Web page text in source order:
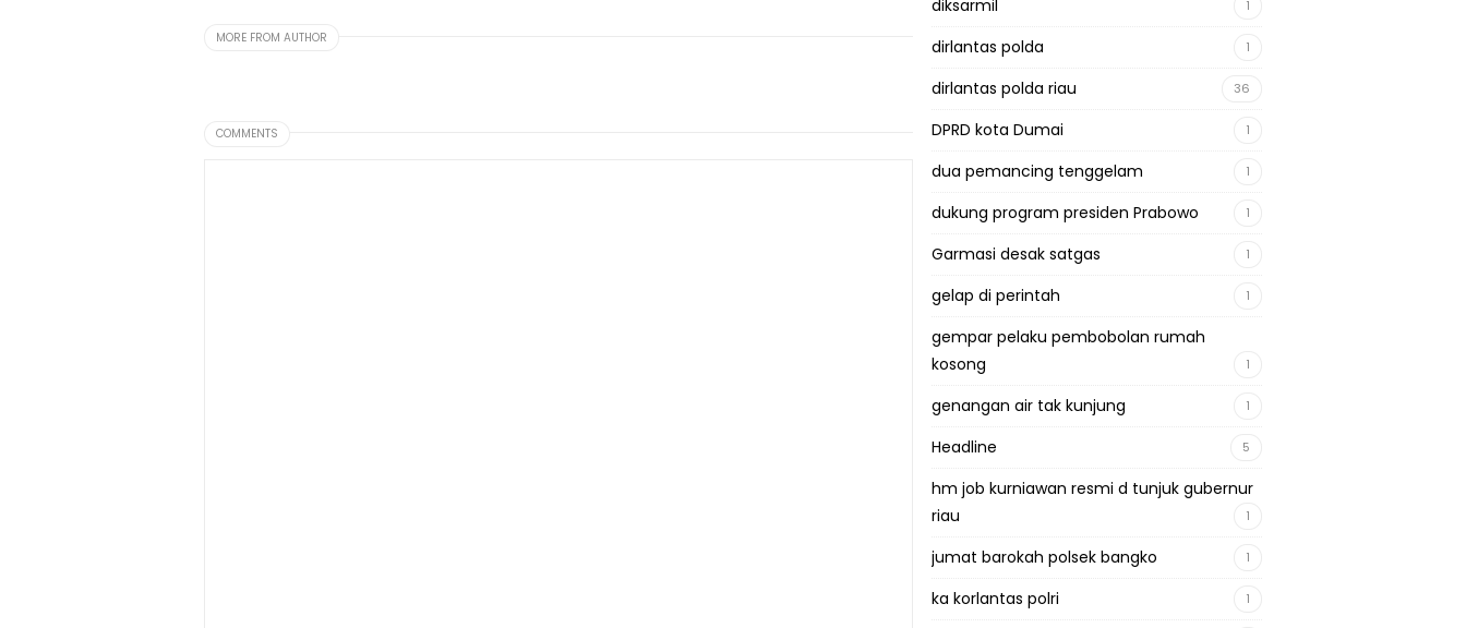
MORE FROM AUTHOR
COMMENTS
diksarmil 1
dirlantas polda 1
dirlantas polda riau 36
DPRD kota Dumai 1
dua pemancing tenggelam 1
dukung program presiden Prabowo 1
Garmasi desak satgas 1
gelap di perintah 1
gempar pelaku pembobolan rumah
kosong
1
genangan air tak kunjung 1
Headline 5
hm job kurniawan resmi d tunjuk gubernur
riau
1
jumat barokah polsek bangko 1
ka korlantas polri 1